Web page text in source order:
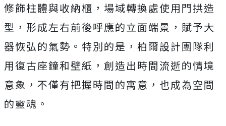
修飾柱體與收納櫃，場域轉換處使用門拱造
型，形成左右前後呼應的立面端景，賦予大
器恢弘的氣勢。特別的是，柏爾設計團隊利
用復古座鐘和壁紙，創造出時間流逝的情境
意象，不僅有把握時間的寓意，也成為空間
的靈魂。